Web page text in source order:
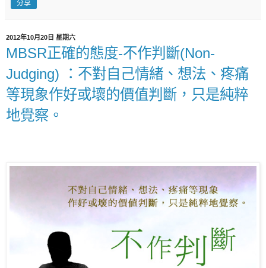
分享
2012年10月20日 星期六
MBSR正確的態度-不作判斷(Non-
Judging) ：不對自己情緒、想法、疼痛
等現象作好或壞的價值判斷，只是純粹
地覺察。